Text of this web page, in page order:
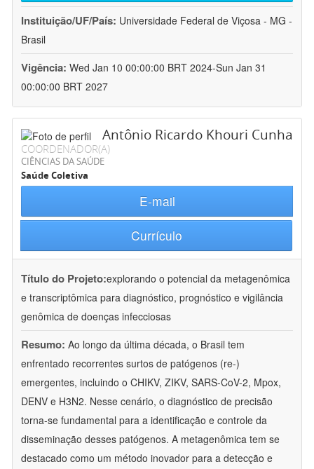
Instituição/UF/País: Universidade Federal de Viçosa - MG -
Brasil
Vigência: Wed Jan 10 00:00:00 BRT 2024-Sun Jan 31
00:00:00 BRT 2027
Antônio Ricardo Khouri Cunha
COORDENADOR(A)
CIÊNCIAS DA SAÚDE
Saúde Coletiva
E-mail
Currículo
Título do Projeto:explorando o potencial da metagenômica
e transcriptômica para diagnóstico, prognóstico e vigilância
genômica de doenças infecciosas
Resumo: Ao longo da última década, o Brasil tem
enfrentado recorrentes surtos de patógenos (re-)
emergentes, incluindo o CHIKV, ZIKV, SARS-CoV-2, Mpox,
DENV e H3N2. Nesse cenário, o diagnóstico de precisão
torna-se fundamental para a identificação e controle da
disseminação desses patógenos. A metagenômica tem se
destacado como um método inovador para a detecção e